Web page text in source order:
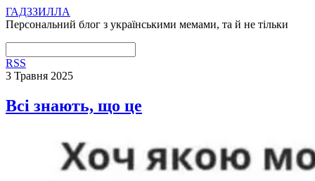
ГАДЗЗИЛЛА
Персональний блог з українськими мемами, та й не тільки
RSS
3 Травня 2025
Всі знають, що це